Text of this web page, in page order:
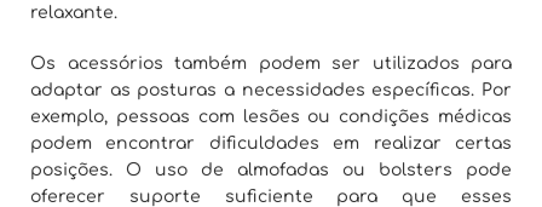
relaxante.
Os acessórios também podem ser utilizados para
adaptar as posturas a necessidades específicas. Por
exemplo, pessoas com lesões ou condições médicas
podem encontrar dificuldades em realizar certas
posições. O uso de almofadas ou bolsters pode
oferecer suporte suficiente para que esses